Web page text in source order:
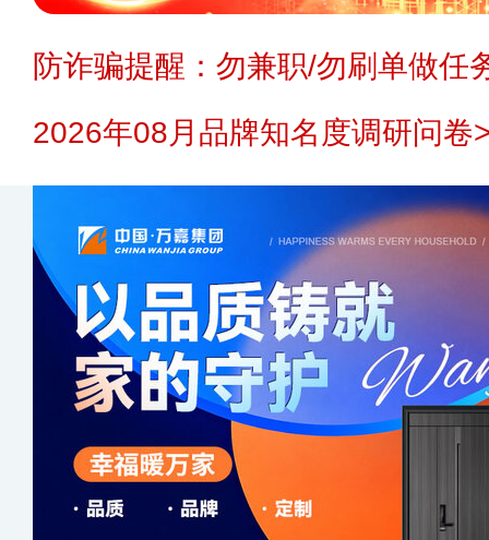
防诈骗提醒：勿兼职/勿刷单做任
2026年08月品牌知名度调研问卷